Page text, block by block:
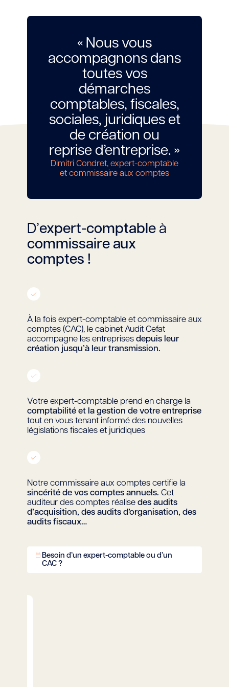
« Nous vous
accompagnons dans
toutes vos
démarches
comptables, fiscales,
sociales, juridiques et
de création ou
reprise d’entreprise. »
Dimitri Condret, expert-comptable
et commissaire aux comptes
D’expert-comptable à
commissaire aux
comptes !
À la fois expert-comptable et commissaire aux
comptes (CAC), le cabinet Audit Cefat
accompagne les entreprises depuis leur
création jusqu’à leur transmission.
Votre expert-comptable prend en charge la
comptabilité et la gestion de votre entreprise
tout en vous tenant informé des nouvelles
législations fiscales et juridiques
Notre commissaire aux comptes certifie la
sincérité de vos comptes annuels. Cet
auditeur des comptes réalise des audits
d’acquisition, des audits d’organisation, des
audits fiscaux…
Besoin d’un expert-comptable ou d’un
CAC ?